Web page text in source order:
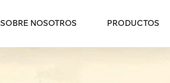
SOBRE NOSOTROS PRODUCTOS